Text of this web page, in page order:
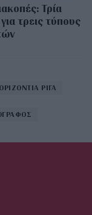
Τρία
τρεις τύπους
ΟΡΙΖΟΝΤΙΑ ΡΙΓΑ